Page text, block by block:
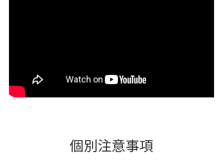
個別注意事項